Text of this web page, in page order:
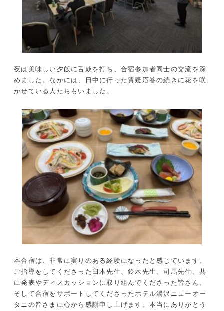
夜は美味しい夕飯に舌鼓を打ち、合宿参加者同士の交流を深
めました。なかには、日中に行った質疑応答の続きに花を咲
かせている人たちもいました。
本合宿は、非常に実りのある経験になったと感じています。
ご指導をしてくださった臼木先生、鈴木先生、司馬先生、共
に発表やディスカッションに取り組んでくださった皆さん、
そして合宿をサポートしてくださったホテル湯沢ニューオー
タニの皆さまに心から感謝申し上げます。本当にありがとう